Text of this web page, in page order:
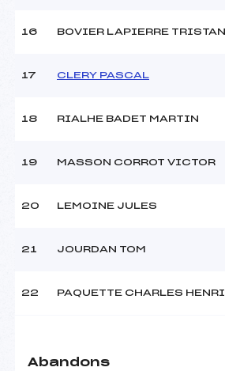
Catégorie :
16 BOVIER LAPIERRE TRISTAN
17 CLERY PASCAL
18 RIALHE BADET MARTIN
19 MASSON CORROT VICTOR
20 LEMOINE JULES
21 JOURDAN TOM
22 PAQUETTE CHARLES HENRI
Abandons